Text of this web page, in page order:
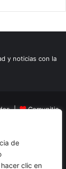
de
clic en
y noticias con la
|
Comunitic